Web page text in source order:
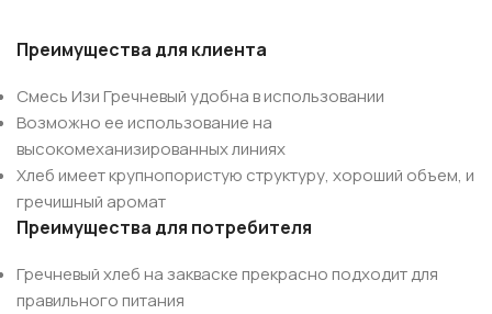
Преимущества для клиента
Смесь Изи Гречневый удобна в использовании
Возможно ее использование на
высокомеханизированных линиях
Хлеб имеет крупнопористую структуру, хороший объем, и
гречишный аромат
Преимущества для потребителя
Гречневый хлеб на закваске прекрасно подходит для
правильного питания